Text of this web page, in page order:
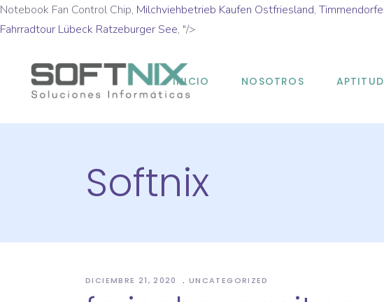
Notebook Fan Control Chip, Milchviehbetrieb Kaufen Ostfriesland,
Fahrradtour Lübeck Ratzeburger See, "/>
INICIO NOSOTROS
Softnix
DICIEMBRE 21, 2020 UNCATEGORIZED